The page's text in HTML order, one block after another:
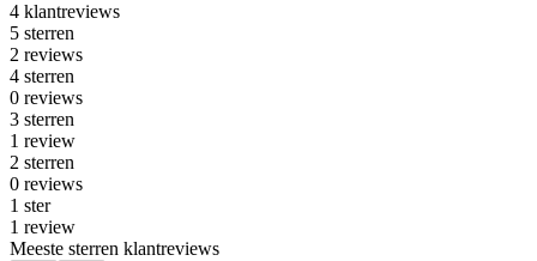
4 klantreviews
5 sterren
2 reviews
4 sterren
0 reviews
3 sterren
1 review
2 sterren
0 reviews
1 ster
1 review
Meeste sterren klantreviews